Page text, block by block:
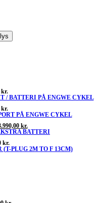
kr.
/ BATTERI PÅ ENGWE CYKEL
kr.
PÅ ENGWE CYKEL
kr.Den
aktuelle
er:
BATTERI
kr.
PLUG 2M TO F 13CM)